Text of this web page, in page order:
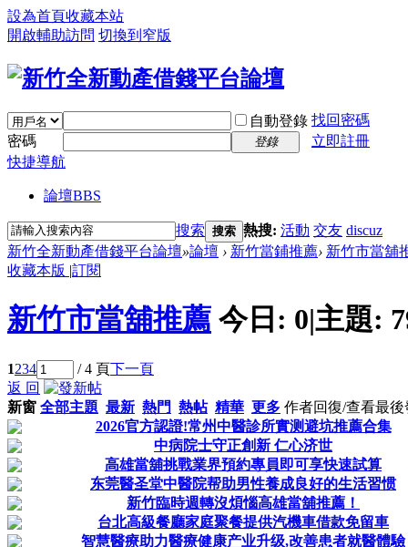
設為首頁收藏本站
開啟輔助訪問 切換到窄版
自動登錄 找回密碼
密碼
登錄
立即註冊
快捷導航
論壇BBS
搜索 搜索 熱搜: 活動 交友 discuz
新竹全新動產借錢平台論壇»論壇 › 新竹當鋪推薦› 新竹市當舖
收藏本版 |訂閱
新竹市當舖推薦 今日: 0|主題:
1234 / 4 頁下一頁
返 回
新窗 全部主題 最新 熱門 熱帖 精華 更多 作者回復/查看最後
2026官方認證!常州中醫診所實测避坑推薦合集
中病院士守正創新 仁心济世
高雄當舖挑戰業界預約專員即可享快速試算
东莞醫圣堂中醫院帮助男性養成良好的生活習惯
新竹臨時週轉沒煩惱高雄當舖推薦！
台北高級餐廳家庭聚餐提供汽機車借款免留車
智慧醫療助力醫療健康产业升级,改善患者就醫體驗